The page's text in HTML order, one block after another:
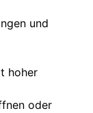
und
hoher
oder